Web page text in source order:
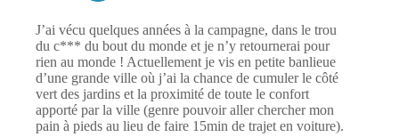
J’ai vécu quelques années à la campagne, dans le trou
du c*** du bout du monde et je n’y retournerai pour
rien au monde ! Actuellement je vis en petite banlieue
d’une grande ville où j’ai la chance de cumuler le côté
vert des jardins et la proximité de toute le confort
apporté par la ville (genre pouvoir aller chercher mon
pain à pieds au lieu de faire 15min de trajet en voiture).